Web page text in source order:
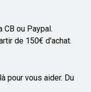
CB ou Paypal.
de 150€ d'achat.
pour vous aider. Du